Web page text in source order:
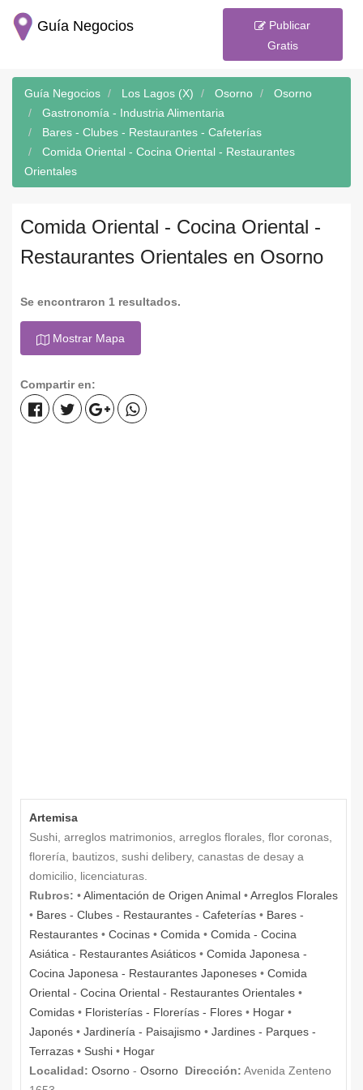
Guía Negocios
Publicar
Gratis
Guía Negocios Los Lagos (X) Osorno
Osorno
Gastronomía - Industria Alimentaria
Bares - Clubes - Restaurantes - Cafeterías
Comida Oriental - Cocina Oriental - Restaurantes
Orientales
Comida Oriental - Cocina Oriental -
Restaurantes Orientales en Osorno
Se encontraron 1 resultados.
Mostrar Mapa
Compartir en:
Artemisa
Sushi, arreglos matrimonios, arreglos florales, flor coronas,
florería, bautizos, sushi delibery, canastas de desay a
domicilio, licenciaturas.
Rubros: •Alimentación de Origen Animal •Arreglos Florales
• Bares - Clubes - Restaurantes - Cafeterías • Bares -
Restaurantes • Cocinas • Comida • Comida - Cocina
Asiática - Restaurantes Asiáticos • Comida Japonesa -
Cocina Japonesa - Restaurantes Japoneses • Comida
Oriental - Cocina Oriental - Restaurantes Orientales •
Comidas • Floristerías - Florerías - Flores • Hogar •
Japonés • Jardinería - Paisajismo • Jardines - Parques -
Terrazas • Sushi • Hogar
Localidad: Osorno - Osorno Dirección: Avenida Zenteno